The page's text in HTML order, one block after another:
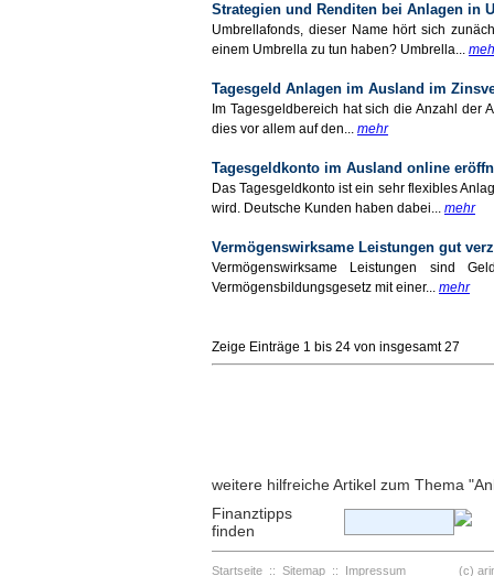
Strategien und Renditen bei Anlagen in
Umbrellafonds, dieser Name hört sich
einem Umbrella zu tun haben? Umbrella...
Tagesgeld Anlagen im Ausland im
Im Tagesgeldbereich hat sich die Anzahl der
dies vor allem auf den... mehr
Tagesgeldkonto im Ausland online
Das Tagesgeldkonto ist ein sehr flexibles
wird. Deutsche Kunden haben dabei... mehr
Vermögenswirksame Leistungen gut
Vermögenswirksame Leistungen sind
Vermögensbildungsgesetz mit einer... mehr
Zeige Einträge 1 bis 24 von insgesamt
weitere hilfreiche Artikel zum Thema
Finanztipps
finden
Startseite :: Sitemap :: Impressum (c)